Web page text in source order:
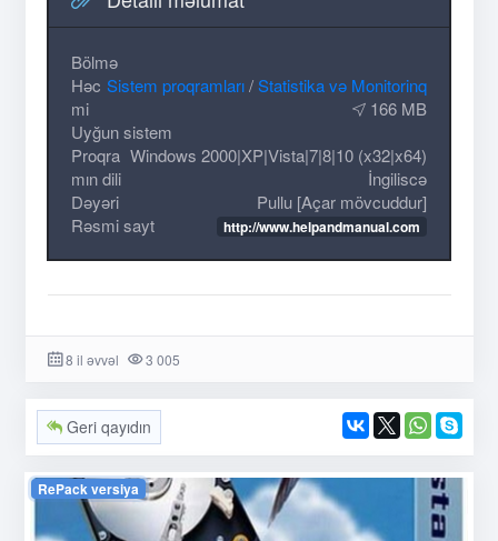
Bölmə
Sistem proqramları/Statistika və Monitorinq
Həc
mi
166 MB
Uyğun sistem
Windows 2000|XP|Vista|7|8|10 (x32|x64)
Proqra
mın dili
İngiliscə
Dəyəri
Pullu [Açar mövcuddur]
Rəsmi sayt
http://www.helpandmanual.com
8 il əvvəl 3 005
Geri qayıdın
RePack versiya